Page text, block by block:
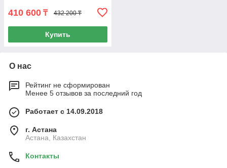
410 600 ₸ 432 200 ₸
Купить
О нас
Рейтинг не сформирован
Менее 5 отзывов за последний год
Работает с 14.09.2018
г. Астана
Астана, Казахстан
Контакты